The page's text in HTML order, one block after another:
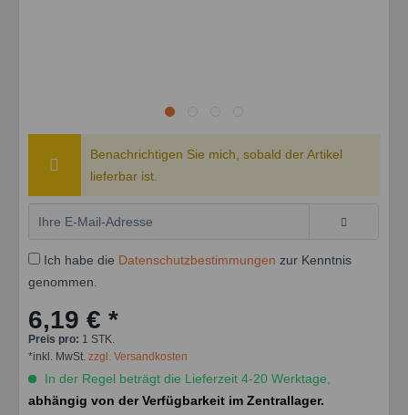
Benachrichtigen Sie mich, sobald der Artikel
lieferbar ist.
Ich habe die Datenschutzbestimmungen zur Kenntnis
genommen.
6,19 € *
Preis pro: 1 STK.
*inkl. MwSt. zzgl. Versandkosten
In der Regel beträgt die Lieferzeit 4-20 Werktage,
abhängig von der Verfügbarkeit im Zentrallager.